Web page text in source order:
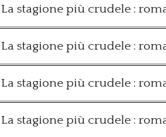
La stagione più crudele :
La stagione più crudele :
La stagione più crudele :
La stagione più crudele :